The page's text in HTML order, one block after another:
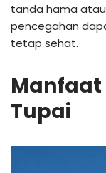
tanda hama
pencegahan
tetap sehat.
Manfaat
Tupai